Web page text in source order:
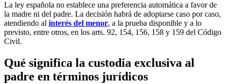
La ley española no establece una preferencia automática a favor de
la madre ni del padre. La decisión habrá de adoptarse caso por caso,
atendiendo al interés del menor, a la prueba disponible y a lo
previsto, entre otros, en los arts. 92, 154, 156, 158 y 159 del Código
Civil.
Qué significa la custodia exclusiva al
padre en términos jurídicos